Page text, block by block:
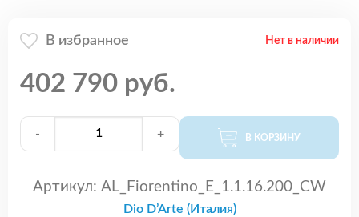
В избранное Нет в наличии
402 790 руб.
- + В КОРЗИНУ
Артикул: AL_Fiorentino_E_1.1.16.200_CW
Dio D’Arte (Италия)